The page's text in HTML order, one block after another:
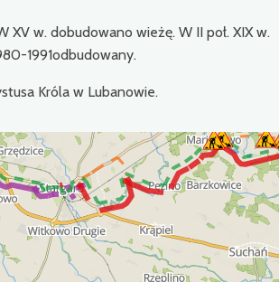
XV w. dobudowano wieżę. W II poł. XIX w.
1991odbudowany.
Króla w Lubanowie.